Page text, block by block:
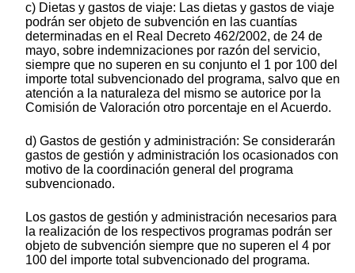
c) Dietas y gastos de viaje: Las dietas y gastos de viaje
podrán ser objeto de subvención en las cuantías
determinadas en el Real Decreto 462/2002, de 24 de
mayo, sobre indemnizaciones por razón del servicio,
siempre que no superen en su conjunto el 1 por 100 del
importe total subvencionado del programa, salvo que en
atención a la naturaleza del mismo se autorice por la
Comisión de Valoración otro porcentaje en el Acuerdo.
d) Gastos de gestión y administración: Se considerarán
gastos de gestión y administración los ocasionados con
motivo de la coordinación general del programa
subvencionado.
Los gastos de gestión y administración necesarios para
la realización de los respectivos programas podrán ser
objeto de subvención siempre que no superen el 4 por
100 del importe total subvencionado del programa.